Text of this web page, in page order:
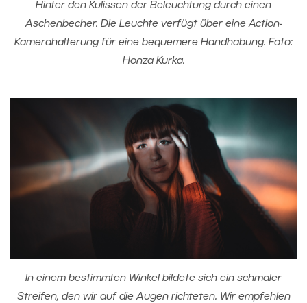
Hinter den Kulissen der Beleuchtung durch einen
Aschenbecher. Die Leuchte verfügt über eine Action-
Kamerahalterung für eine bequemere Handhabung. Foto:
Honza Kurka.
In einem bestimmten Winkel bildete sich ein schmaler
Streifen, den wir auf die Augen richteten. Wir empfehlen